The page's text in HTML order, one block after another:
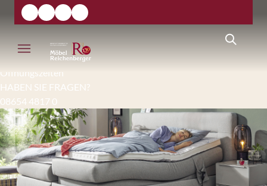
Öffnungszeiten
HABEN SIE FRAGEN?
08654 4817 0